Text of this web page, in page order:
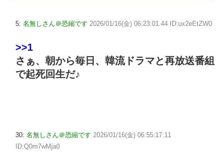
5: 名無しさん＠恐縮です 2026/01/16(金) 06:23:01.44 ID:ux2eEtZW0
>>1
さぁ、朝から毎日、韓流ドラマと再放送番組
で起死回生だ♪
30: 名無しさん＠恐縮です 2026/01/16(金) 06:55:17.11
ID:Q0m7wMja0